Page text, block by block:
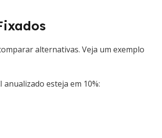
alternativas. Veja um exemplo
esteja em 10%: